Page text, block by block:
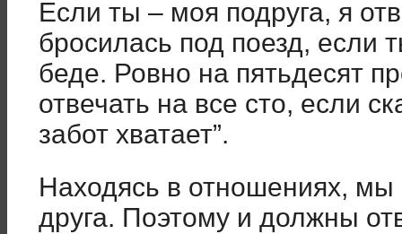
Если ты – моя подруга, я
бросилась под поезд, если
беде. Ровно на пятьдесят
отвечать на все сто, если
забот хватает”.
Находясь в отношениях,
друга. Поэтому и должны